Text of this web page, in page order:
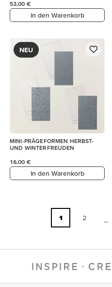
53,00 €
In den Warenkorb
NEU
MINI-PRÄGEFORMEN HERBST-
UND WINTERFREUDEN
16,00 €
In den Warenkorb
1 2 ...